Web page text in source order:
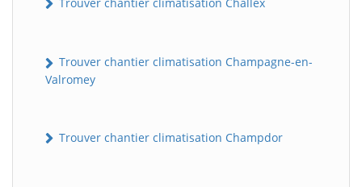
Trouver chantier climatisation Champagne-en-
Valromey
Trouver chantier climatisation Champdor